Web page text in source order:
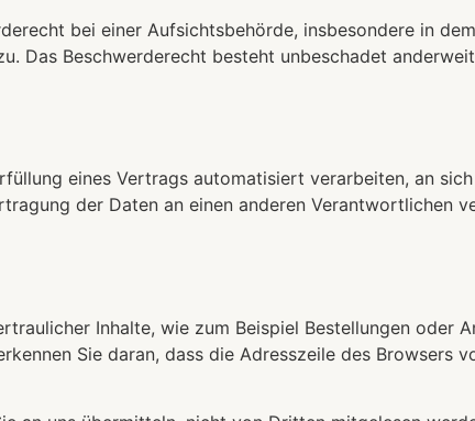
bei einer Aufsichtsbehörde, insbesondere in
Das Beschwerderecht besteht unbeschadet
eines Vertrags automatisiert verarbeiten, an
der Daten an einen anderen Verantwortlichen
Inhalte, wie zum Beispiel Bestellungen oder
Sie daran, dass die Adresszeile des Browsers